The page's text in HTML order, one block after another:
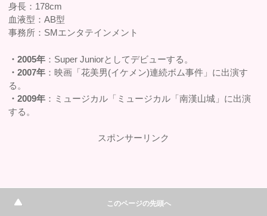
身長：178cm
血液型：AB型
事務所：SMエンタテインメント
・2005年 ：Super Juniorとしてデビューする。
・2007年 ：映画「花美男(イケメン)連続ボム事件」に出演す
る。
・2009年 ：ミュージカル「ミュージカル「南漢山城」に出演
する。
スポンサーリンク
このページの先頭へ